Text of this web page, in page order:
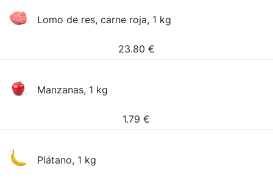
Lomo de res, carne roja, 1 kg
23.80 €
Manzanas, 1 kg
1.79 €
Plátano, 1 kg